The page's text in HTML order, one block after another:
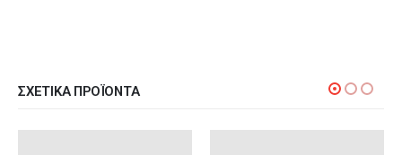
ΣΧΕΤΙΚΆ ΠΡΟΪΌΝΤΑ